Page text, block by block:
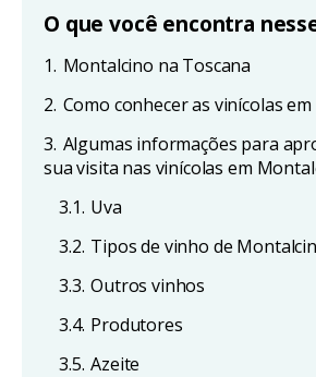
O que você encontra
1. Montalcino na Toscana
2. Como conhecer as vinícolas
3. Algumas informações para
sua visita nas vinícolas em
3.1. Uva
3.2. Tipos de vinho de
3.3. Outros vinhos
3.4. Produtores
3.5. Azeite